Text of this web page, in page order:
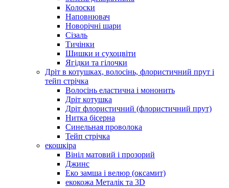
Колоски
Наповнювач
Новорічні шари
Сізаль
Тичінки
Шишки и сухоцвіти
Ягідки та гілочки
Дріт в котушках, волосінь, флористичний прут і
тейп стрічка
Волосінь еластична і мононить
Дріт котушка
Дріт флористичний (флористичний прут)
Нитка бісерна
Синельная проволока
Тейп стрічка
екошкіра
Вініл матовий і прозорий
Джинс
Еко замша і велюр (оксамит)
екокожа Металік та 3D